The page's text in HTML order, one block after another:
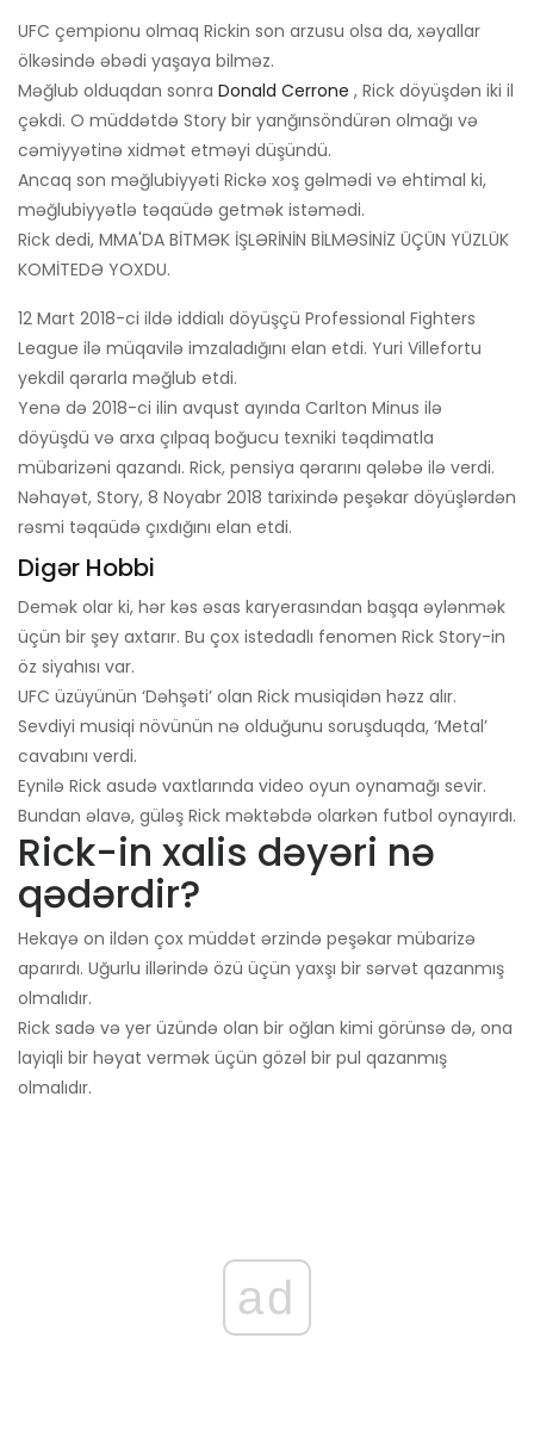
UFC çempionu olmaq Rickin son arzusu olsa da, xəyallar
ölkəsində əbədi yaşaya bilməz.
Məğlub olduqdan sonra Donald Cerrone , Rick döyüşdən iki il
çəkdi. O müddətdə Story bir yanğınsöndürən olmağı və
cəmiyyətinə xidmət etməyi düşündü.
Ancaq son məğlubiyyəti Rickə xoş gəlmədi və ehtimal ki,
məğlubiyyətlə təqaüdə getmək istəmədi.
Rick dedi, MMA'DA BİTMƏK İŞLƏRİNİN BİLMƏSİNİZ ÜÇÜN YÜZLÜK
KOMİTEDƏ YOXDU.
12 Mart 2018-ci ildə iddialı döyüşçü Professional Fighters
League ilə müqavilə imzaladığını elan etdi. Yuri Villefortu
yekdil qərarla məğlub etdi.
Yenə də 2018-ci ilin avqust ayında Carlton Minus ilə
döyüşdü və arxa çılpaq boğucu texniki təqdimatla
mübarizəni qazandı. Rick, pensiya qərarını qələbə ilə verdi.
Nəhayət, Story, 8 Noyabr 2018 tarixində peşəkar döyüşlərdən
rəsmi təqaüdə çıxdığını elan etdi.
Digər Hobbi
Demək olar ki, hər kəs əsas karyerasından başqa əylənmək
üçün bir şey axtarır. Bu çox istedadlı fenomen Rick Story-in
öz siyahısı var.
UFC üzüyünün ‘Dəhşəti’ olan Rick musiqidən həzz alır.
Sevdiyi musiqi növünün nə olduğunu soruşduqda, ‘Metal’
cavabını verdi.
Eynilə Rick asudə vaxtlarında video oyun oynamağı sevir.
Bundan əlavə, güləş Rick məktəbdə olarkən futbol oynayırdı.
Rick-in xalis dəyəri nə
qədərdir?
Hekayə on ildən çox müddət ərzində peşəkar mübarizə
aparırdı. Uğurlu illərində özü üçün yaxşı bir sərvət qazanmış
olmalıdır.
Rick sadə və yer üzündə olan bir oğlan kimi görünsə də, ona
layiqli bir həyat vermək üçün gözəl bir pul qazanmış
olmalıdır.
ad